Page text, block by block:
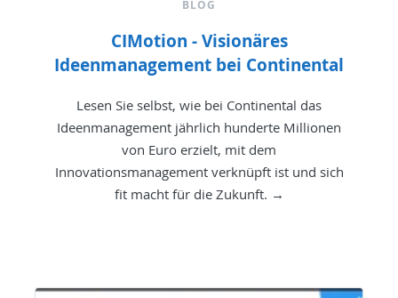
BLOG
CIMotion - Visionäres
Ideenmanagement bei Continental
Lesen Sie selbst, wie bei Continental das
Ideenmanagement jährlich hunderte Millionen
von Euro erzielt, mit dem
Innovationsmanagement verknüpft ist und sich
fit macht für die Zukunft. →